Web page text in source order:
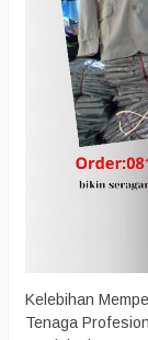
Kelebihan
Tenaga